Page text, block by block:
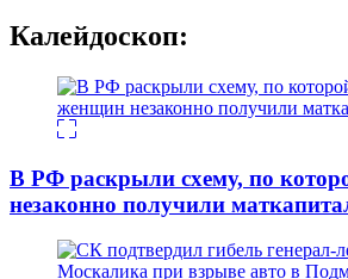
Калейдоскоп:
В РФ раскрыли схему, по
незаконно получили